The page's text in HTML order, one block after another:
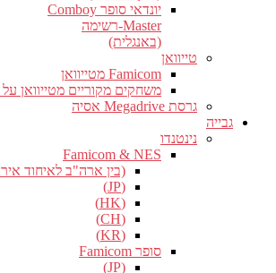
יונדאי סופר Comboy
Master-רשימה
(באנגלית)
טייוואן
Famicom מטייוואן
משחקים מקוריים מטייוואן על Megadrive
גרסת Megadrive אסיה
גבייה
נינטנדו
Famicom & NES
(בין ארה"ב לאיחוד
(JP)
(HK)
(CH)
(KR)
סופר Famicom
(JP)